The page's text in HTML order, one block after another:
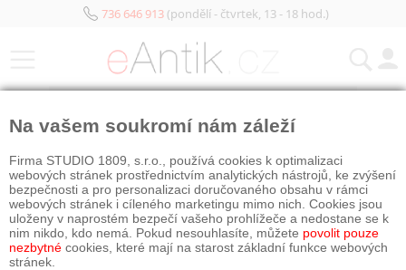
736 646 913(pondělí - čtvrtek, 13 - 18 hod.)
Na vašem soukromí nám záleží
Firma STUDIO 1809, s.r.o., používá cookies k optimalizaci
webových stránek prostřednictvím analytických nástrojů, ke zvýšení
bezpečnosti a pro personalizaci doručovaného obsahu v rámci
webových stránek i cíleného marketingu mimo nich. Cookies jsou
uloženy v naprostém bezpečí vašeho prohlížeče a nedostane se k
nim nikdo, kdo nemá. Pokud nesouhlasíte, můžete povolit pouze
nezbytné cookies, které mají na starost základní funkce webových
stránek.